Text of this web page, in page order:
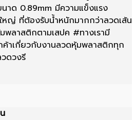
าด 0.89mm มีความแข็งแรง
หญ่ ที่ต้องรับน้ำหนักมากกว่าลวดเส้น
พลาสติกตามเสปค #ทางเรามี
ค้าเกี่ยวกับงานลวดหุ้มพลาสติกทุก
ดวงรี